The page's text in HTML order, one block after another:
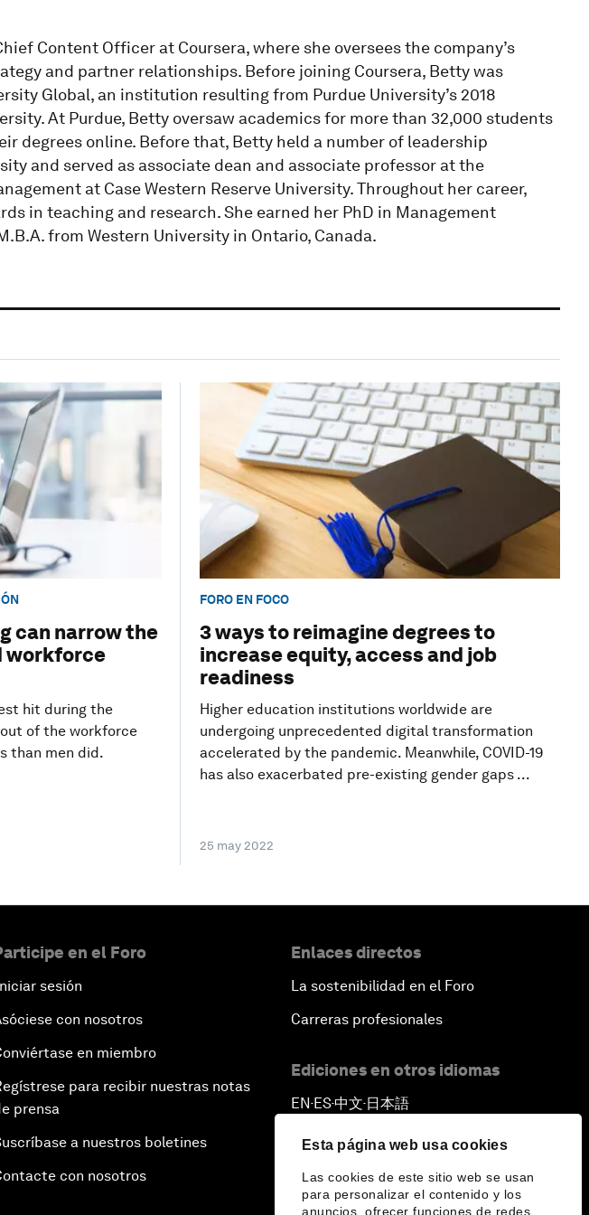
Esta página web usa cookies
Las cookies de este sitio web se usan
para personalizar el contenido y los
anuncios, ofrecer funciones de redes
Content Officer at Coursera, where she oversees the company’s
and partner relationships. Before joining Coursera, Betty was
Global, an institution resulting from Purdue University’s 2018
At Purdue, Betty oversaw academics for more than 32,000 students
degrees online. Before that, Betty held a number of leadership
and served as associate dean and associate professor at the
at Case Western Reserve University. Throughout her career,
in teaching and research. She earned her PhD in Management
from Western University in Ontario, Canada.
can narrow the
workforce
hit during the
of the workforce
than men did.
FORO EN FOCO
3 ways to reimagine degrees to
increase equity, access and job
readiness
Higher education institutions worldwide are
undergoing unprecedented digital transformation
accelerated by the pandemic. Meanwhile, COVID-19
has also exacerbated pre-existing gender gaps ...
25 may 2022
en el Foro
Iniciar sesión
con nosotros
en miembro
para recibir nuestras notas
prensa
a nuestros boletines
con nosotros
Enlaces directos
La sostenibilidad en el Foro
Carreras profesionales
Ediciones en otros idiomas
EN ▪ ES▪中文▪ 日本語